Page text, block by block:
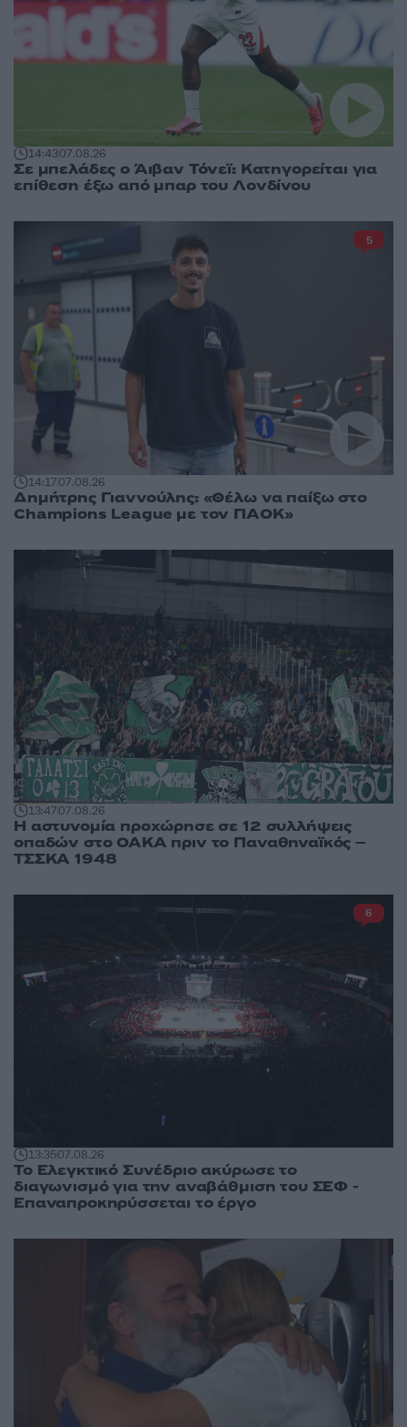
14:4307.08.26
Σε μπελάδες ο Άιβαν Τόνεϊ: Κατηγορείται για
επίθεση έξω από μπαρ του Λονδίνου
14:1707.08.26
Δημήτρης Γιαννούλης: «Θέλω να παίξω στο
Champions League με τον ΠΑΟΚ»
5
13:4707.08.26
Η αστυνομία προχώρησε σε 12 συλλήψεις
οπαδών στο ΟΑΚΑ πριν το Παναθηναϊκός –
ΤΣΣΚΑ 1948
13:3507.08.26
Το Ελεγκτικό Συνέδριο ακύρωσε το
διαγωνισμό για την αναβάθμιση του ΣΕΦ -
Επαναπροκηρύσσεται το έργο
6